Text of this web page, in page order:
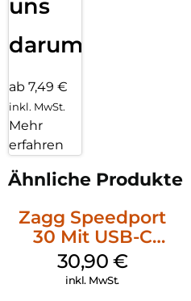
uns
darum!
ab 7,49 €
inkl. MwSt.
Mehr
erfahren
Ähnliche Produkte
Zagg Speedport
30 Mit USB-C
Kabel Weiß
30,90 €
inkl. MwSt.